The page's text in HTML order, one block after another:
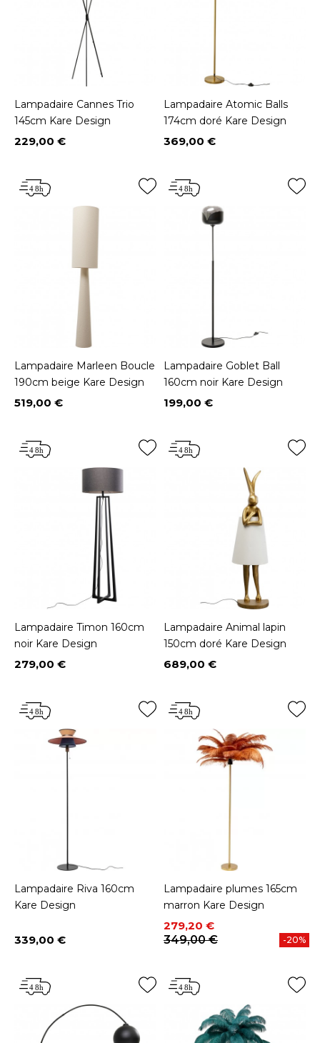
Lampadaire Cannes Trio
145cm Kare Design
Prix
229,00 €
Lampadaire Atomic Balls
174cm doré Kare Design
Prix
369,00 €
Lampadaire Marleen Boucle
190cm beige Kare Design
Prix
519,00 €
Lampadaire Goblet Ball
160cm noir Kare Design
Prix
199,00 €
Lampadaire Timon 160cm
noir Kare Design
Prix
279,00 €
Lampadaire Animal lapin
150cm doré Kare Design
Prix
689,00 €
Lampadaire Riva 160cm
Kare Design
Prix
339,00 €
Lampadaire plumes 165cm
marron Kare Design
Prix
279,20 €
Prix de base
349,00 €
-20%